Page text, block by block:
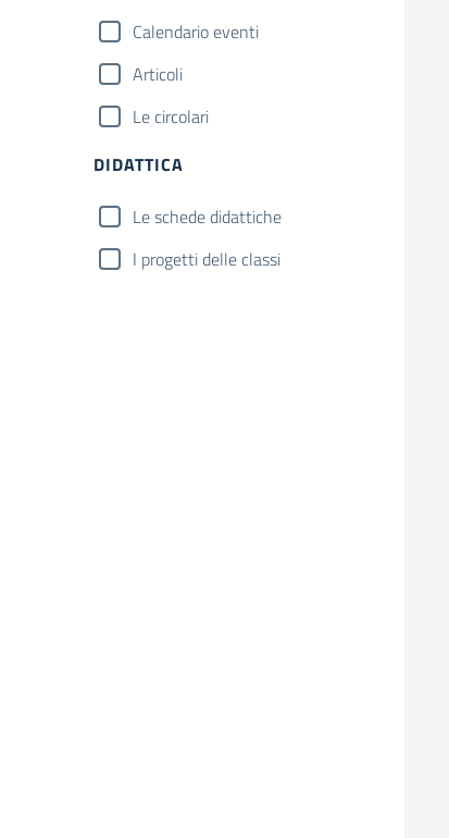
Calendario eventi
Articoli
Le circolari
DIDATTICA
Le schede didattiche
I progetti delle classi